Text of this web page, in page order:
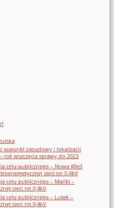
warunki zabudowy i lokalizacji
rok wszczęcia sprawy do 2023
celu publicznego – Nowa Wieś
sieci nn 0,4kV
celu publicznego – Mańki –
sieci nn 0,4kV
celu publicznego – Lutek –
sieci nn 0,4kV